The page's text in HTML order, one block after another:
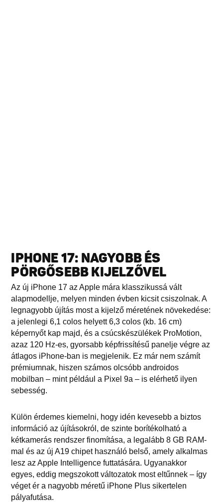
IPHONE 17: NAGYOBB ÉS
PÖRGŐSEBB KIJELZŐVEL
Az új iPhone 17 az Apple mára klasszikussá vált
alapmodellje, melyen minden évben kicsit csiszolnak. A
legnagyobb újítás most a kijelző méretének növekedése:
a jelenlegi 6,1 colos helyett 6,3 colos (kb. 16 cm)
képernyőt kap majd, és a csúcskészülékek ProMotion,
azaz 120 Hz-es, gyorsabb képfrissítésű panelje végre az
átlagos iPhone-ban is megjelenik. Ez már nem számít
prémiumnak, hiszen számos olcsóbb androidos
mobilban – mint például a Pixel 9a – is elérhető ilyen
sebesség.
Külön érdemes kiemelni, hogy idén kevesebb a biztos
információ az újításokról, de szinte borítékolható a
kétkamerás rendszer finomítása, a legalább 8 GB RAM-
mal és az új A19 chipet használó belső, amely alkalmas
lesz az Apple Intelligence futtatására. Ugyanakkor
egyes, eddig megszokott változatok most eltűnnek – így
véget ér a nagyobb méretű iPhone Plus sikertelen
pályafutása.